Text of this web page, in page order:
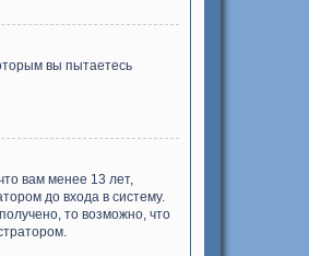
вы пытаетесь
вам менее 13 лет,
до входа в систему.
то возможно, что